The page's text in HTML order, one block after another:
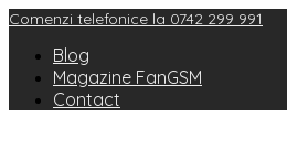
Comenzi telefonice la 0742 299 991
Blog
Magazine FanGSM
Contact